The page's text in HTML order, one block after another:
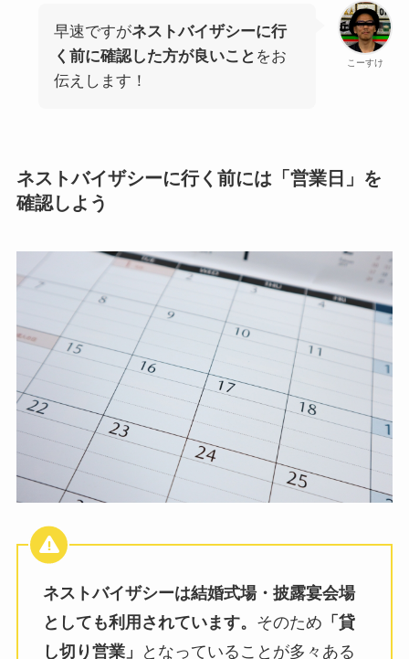
こーすけ
早速ですがネストバイザシーに行
く前に確認した方が良いこと をお
伝えします！
ネストバイザシーに行く前には「営業日」を
確認しよう
ネストバイザシーは結婚式場・披露宴会場
としても利用されています。 そのため 「貸
し切り営業」
となっていることが多々ある